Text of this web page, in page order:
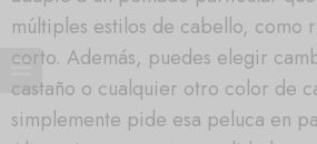
múltiples estilos de cabello, como
corto. Además, puedes elegir
castaño o cualquier otro color de
simplemente pide esa peluca en